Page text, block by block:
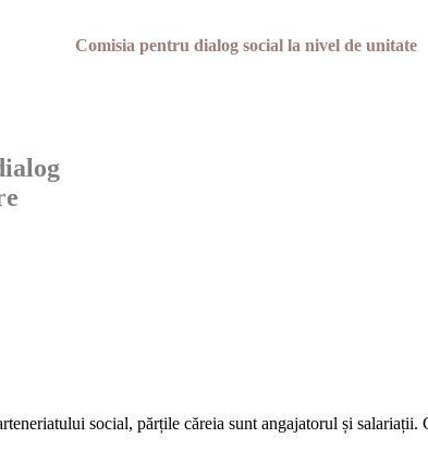
Comisia pentru dialog social la nivel de unitate
social, părțile căreia sunt angajatorul și